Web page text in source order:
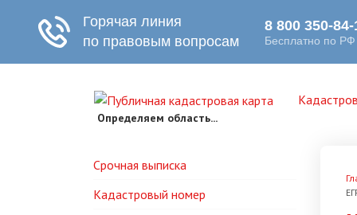
Определяем область...
Срочная выписка
Кадастровый номер